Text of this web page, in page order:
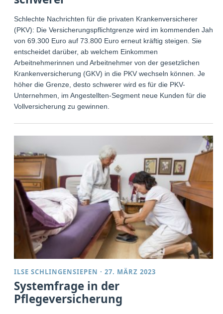
Schlechte Nachrichten für die privaten Krankenversicherer
(PKV): Die Versicherungspflichtgrenze wird im kommenden Jahr
von 69.300 Euro auf 73.800 Euro erneut kräftig steigen. Sie
entscheidet darüber, ab welchem Einkommen
Arbeitnehmerinnen und Arbeitnehmer von der gesetzlichen
Krankenversicherung (GKV) in die PKV wechseln können. Je
höher die Grenze, desto schwerer wird es für die PKV-
Unternehmen, im Angestellten-Segment neue Kunden für die
Vollversicherung zu gewinnen.
ILSE SCHLINGENSIEPEN ·27. MÄRZ 2023
Systemfrage in der
Pflegeversicherung